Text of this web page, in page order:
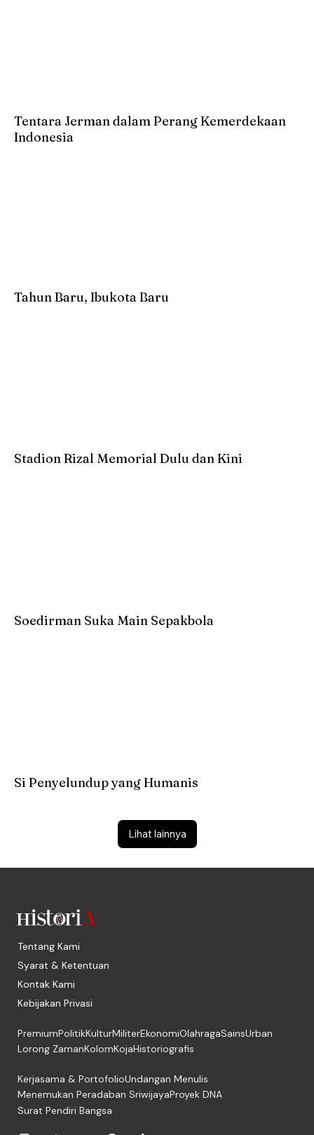
Lihat lainnya
Tentara Jerman dalam Perang Kemerdekaan
Indonesia
Tahun Baru, Ibukota Baru
Stadion Rizal Memorial Dulu dan Kini
Soedirman Suka Main Sepakbola
Si Penyelundup yang Humanis
Tentang Kami
Syarat & Ketentuan
Kontak Kami
Kebijakan Privasi
PremiumPolitikKulturMiliterEkonomiOlahragaSainsUrban
Lorong ZamanKolomKojaHistoriografis
Kerjasama & PortofolioUndangan Menulis
Menemukan Peradaban SriwijayaProyek DNA
Surat Pendiri Bangsa